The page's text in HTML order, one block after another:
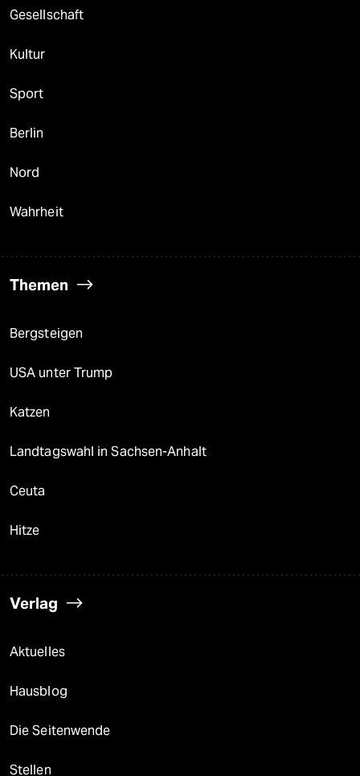
Gesellschaft
Kultur
Sport
Berlin
Nord
Wahrheit
Themen
Bergsteigen
USA unter Trump
Katzen
Landtagswahl in Sachsen-Anhalt
Ceuta
Hitze
Verlag
Aktuelles
Hausblog
Die Seitenwende
Stellen